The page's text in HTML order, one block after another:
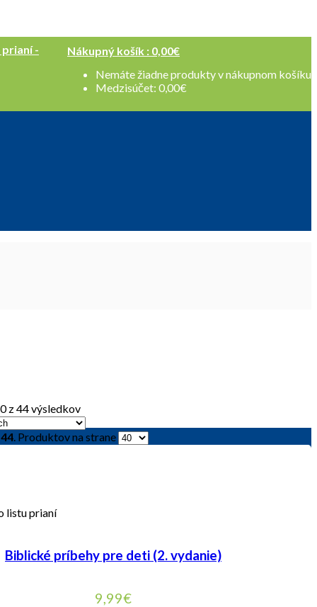
Nákupný košík : 0,00€
Nemáte žiadne produkty v nákupnom košíku
Medzisúčet: 0,00€
prianí -
z 44 výsledkov
44. Produktov na strane
listu prianí
Biblické príbehy pre deti (2. vydanie)
9,99€